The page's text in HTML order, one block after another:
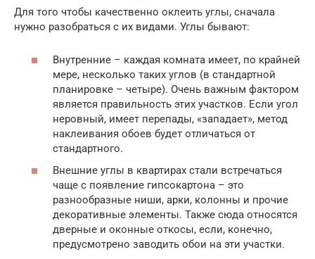
Для того чтобы качественно оклеить углы, сначала
нужно разобраться с их видами. Углы бывают:
Внутренние – каждая комната имеет, по крайней
мере, несколько таких углов (в стандартной
планировке – четыре). Очень важным фактором
является правильность этих участков. Если угол
неровный, имеет перепады, «западает», метод
наклеивания обоев будет отличаться от
стандартного.
Внешние углы в квартирах стали встречаться
чаще с появление гипсокартона – это
разнообразные ниши, арки, колонны и прочие
декоративные элементы. Также сюда относятся
дверные и оконные откосы, если, конечно,
предусмотрено заводить обои на эти участки.